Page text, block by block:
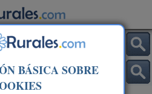
BÁSICA SOBRE